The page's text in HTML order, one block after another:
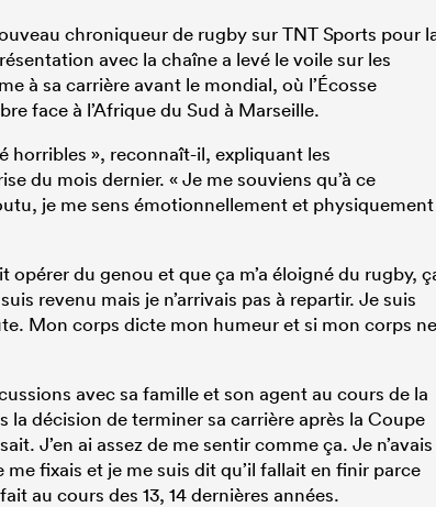
chroniqueur de rugby sur TNT Sports pour
avec la chaîne a levé le voile sur les
à sa carrière avant le mondial, où l’Écosse
face à l’Afrique du Sud à Marseille.
horribles », reconnaît-il, expliquant les
du mois dernier. « Je me souviens qu’à ce
je me sens émotionnellement et physiquement
opérer du genou et que ça m’a éloigné du rugby,
revenu mais je n’arrivais pas à repartir. Je suis
Mon corps dicte mon humeur et si mon corps ne
avec sa famille et son agent au cours de la
décision de terminer sa carrière après la Coupe
J’en ai assez de me sentir comme ça. Je n’avais
me fixais et je me suis dit qu’il fallait en finir parce
au cours des 13, 14 dernières années.